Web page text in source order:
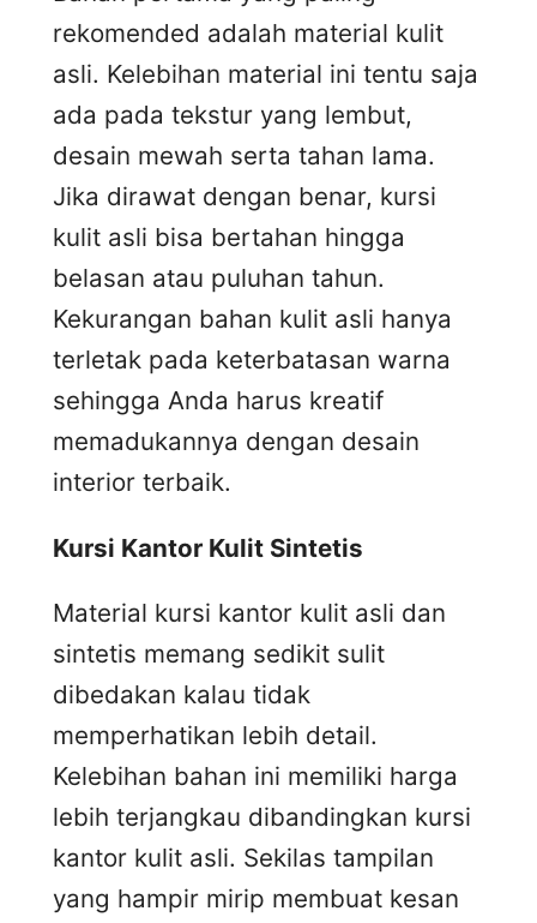
rekomended adalah material kulit
asli. Kelebihan material ini tentu saja
ada pada tekstur yang lembut,
desain mewah serta tahan lama.
Jika dirawat dengan benar, kursi
kulit asli bisa bertahan hingga
belasan atau puluhan tahun.
Kekurangan bahan kulit asli hanya
terletak pada keterbatasan warna
sehingga Anda harus kreatif
memadukannya dengan desain
interior terbaik.
Kursi Kantor Kulit Sintetis
Material kursi kantor kulit asli dan
sintetis memang sedikit sulit
dibedakan kalau tidak
memperhatikan lebih detail.
Kelebihan bahan ini memiliki harga
lebih terjangkau dibandingkan kursi
kantor kulit asli. Sekilas tampilan
yang hampir mirip membuat kesan